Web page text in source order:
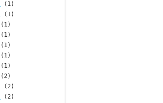
(1)
(1)
(1)
(1)
(1)
(1)
(1)
(2)
(2)
(2)